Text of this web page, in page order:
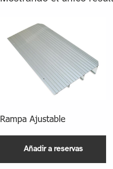
Rampa Ajustable
Añadir a reservas